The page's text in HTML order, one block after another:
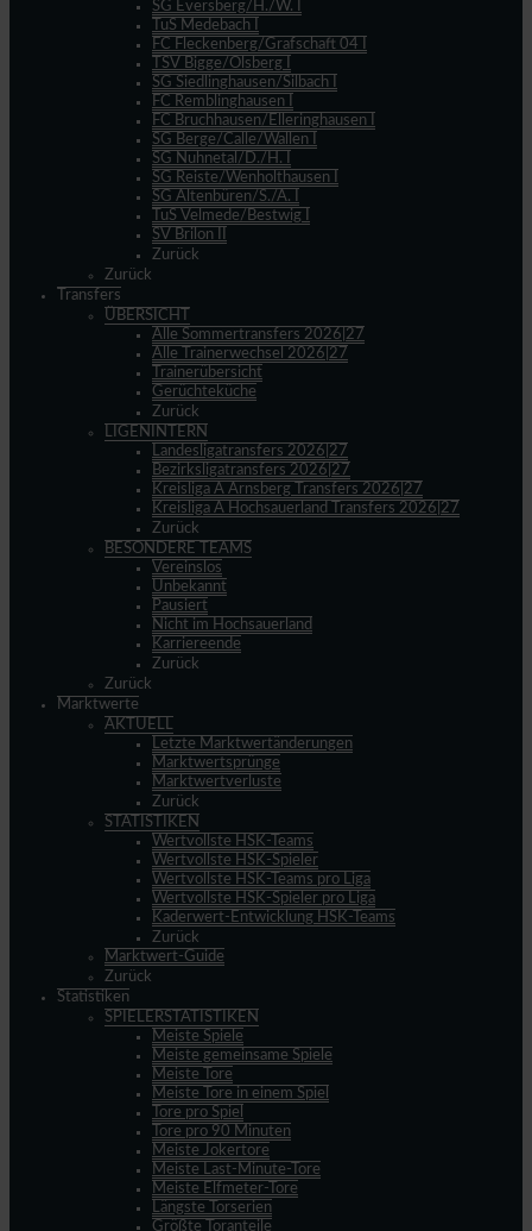
SG Eversberg/H./W. I
TuS Medebach I
FC Fleckenberg/Grafschaft 04 I
TSV Bigge/Olsberg I
SG Siedlinghausen/Silbach I
FC Remblinghausen I
FC Bruchhausen/Elleringhausen I
SG Berge/Calle/Wallen I
SG Nuhnetal/D./H. I
SG Reiste/Wenholthausen I
SG Altenbüren/S./A. I
TuS Velmede/Bestwig I
SV Brilon II
Zurück
Zurück
Transfers
ÜBERSICHT
Alle Sommertransfers 2026|27
Alle Trainerwechsel 2026|27
Trainerübersicht
Gerüchteküche
Zurück
LIGENINTERN
Landesligatransfers 2026|27
Bezirksligatransfers 2026|27
Kreisliga A Arnsberg Transfers 2026|27
Kreisliga A Hochsauerland Transfers 2026|27
Zurück
BESONDERE TEAMS
Vereinslos
Unbekannt
Pausiert
Nicht im Hochsauerland
Karriereende
Zurück
Zurück
Marktwerte
AKTUELL
Letzte Marktwertänderungen
Marktwertsprünge
Marktwertverluste
Zurück
STATISTIKEN
Wertvollste HSK-Teams
Wertvollste HSK-Spieler
Wertvollste HSK-Teams pro Liga
Wertvollste HSK-Spieler pro Liga
Kaderwert-Entwicklung HSK-Teams
Zurück
Marktwert-Guide
Zurück
Statistiken
SPIELERSTATISTIKEN
Meiste Spiele
Meiste gemeinsame Spiele
Meiste Tore
Meiste Tore in einem Spiel
Tore pro Spiel
Tore pro 90 Minuten
Meiste Jokertore
Meiste Last-Minute-Tore
Meiste Elfmeter-Tore
Längste Torserien
Größte Toranteile